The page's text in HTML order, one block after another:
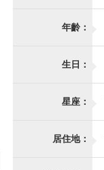
年齡：
生日：
星座：
居住地：